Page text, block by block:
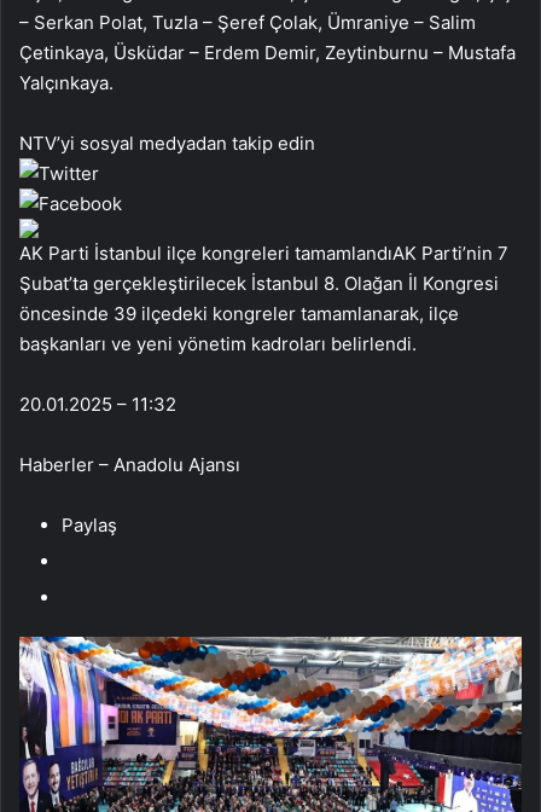
– Serkan Polat, Tuzla – Şeref Çolak, Ümraniye – Salim
Çetinkaya, Üsküdar – Erdem Demir, Zeytinburnu – Mustafa
Yalçınkaya.
NTV’yi sosyal medyadan takip edin
AK Parti İstanbul ilçe kongreleri tamamlandıAK Parti’nin 7
Şubat’ta gerçekleştirilecek İstanbul 8. Olağan İl Kongresi
öncesinde 39 ilçedeki kongreler tamamlanarak, ilçe
başkanları ve yeni yönetim kadroları belirlendi.
20.01.2025 – 11:32
Haberler – Anadolu Ajansı
Paylaş